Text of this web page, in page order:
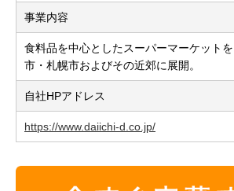
事業内容
食料品を中心としたスーパーマーケットを
市・札幌市およびその近郊に展開。
自社HPアドレス
https://www.daiichi-d.co.jp/